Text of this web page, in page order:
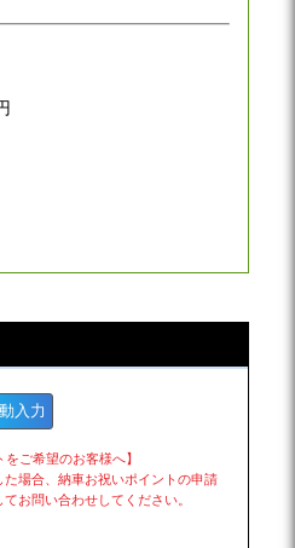
入力
ご希望のお客様へ】
場合、納車お祝いポイントの申請
お問い合わせしてください。